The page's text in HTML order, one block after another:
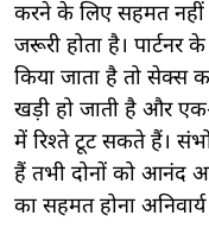
करने के लिए सहमत नहीं
जरूरी होता है।
किया जाता है तो सेक्स
खड़ी हो जाती है और
में रिश्ते टूट सकते हैं।
हैं तभी दोनों को आनंद
का सहमत होना अनिवार्य